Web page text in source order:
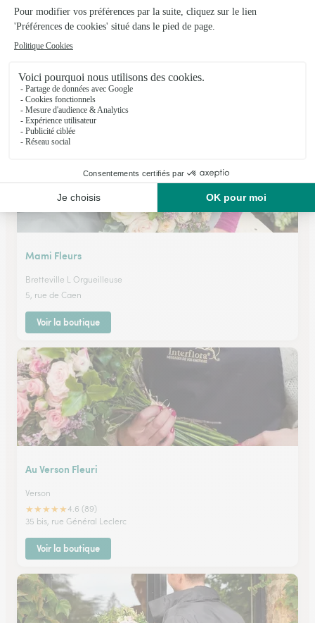
Monceau Fleurs
Fleury Sur Orne
138 avenue d'Harcourt
Voir la boutique
Mami Fleurs
Bretteville L Orgueilleuse
5, rue de Caen
Voir la boutique
Au Verson Fleuri
Verson
★★★★★4.6 (89)
35 bis, rue Général Leclerc
Voir la boutique